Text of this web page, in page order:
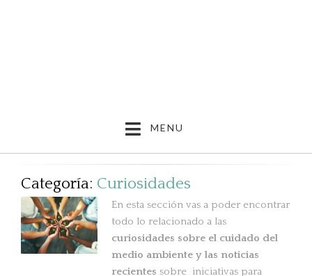
MENU
Categoría: Curiosidades
En esta sección vas a poder encontrar
todo lo relacionado a las
curiosidades sobre el cuidado del
medio ambiente y las noticias
recientes sobre iniciativas para